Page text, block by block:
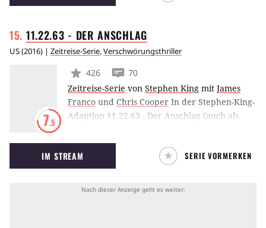
die Dimensionen des menschlichen Denkens
Dimension.
11.22.63 - DERANSCHLAG
US(2016) | Zeitreise-Serie,Verschwörungsthriller
7.5
426
70
Zeitreise-Serie von Stephen King mit James
Franco und Chris Cooper In der Stephen-King-
Adaption 11.22.63 - Der Anschlag (auch als
Portal in die Vergangenheit und versucht, das
Attentat auf Präsident John F. Kennedy zu
verhindern.
IM STREAM SERIE VORMERKEN